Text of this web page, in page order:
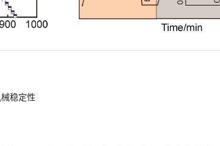
稳定性